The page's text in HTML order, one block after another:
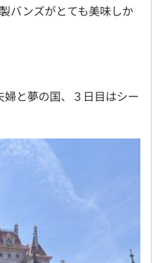
バンズがとても美味しか
と夢の国、３日目はシー